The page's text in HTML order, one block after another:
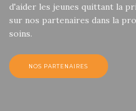
d'aider les jeunes quittant la
sur nos partenaires dans la
soins.
NOS PARTENAIRES